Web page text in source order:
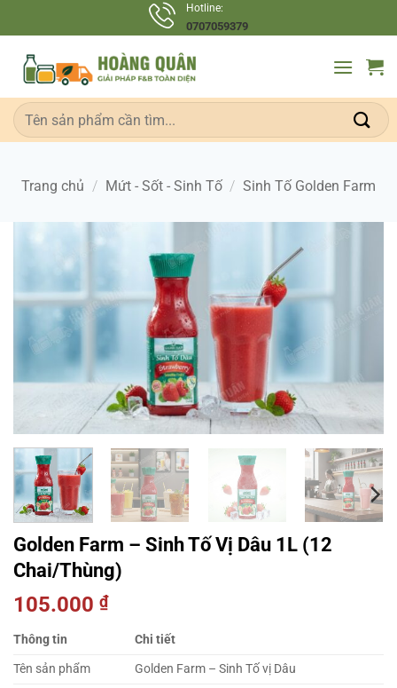
qua
dung
Hotline:
0707059379
Tìm
kiếm:
Trang chủ / Mứt - Sốt - Sinh Tố / Sinh Tố Golden Farm
Golden Farm – Sinh Tố Vị Dâu 1L (12
Chai/Thùng)
105.000 ₫
Thông tin
Chi tiết
Tên sản phẩm
Golden Farm – Sinh Tố vị Dâu